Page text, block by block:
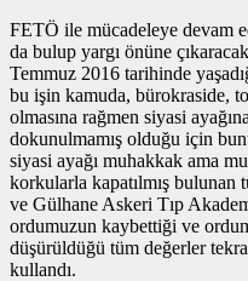
FETÖ ile mücadeleye devam
da bulup yargı önüne
Temmuz 2016 tarihinde
bu işin kamuda, bürokraside,
olmasına rağmen siyasi
dokunulmamış olduğu için
siyasi ayağı muhakkak ama
korkularla kapatılmış
ve Gülhane Askeri Tıp
ordumuzun kaybettiği ve
düşürüldüğü tüm değerler
kullandı.